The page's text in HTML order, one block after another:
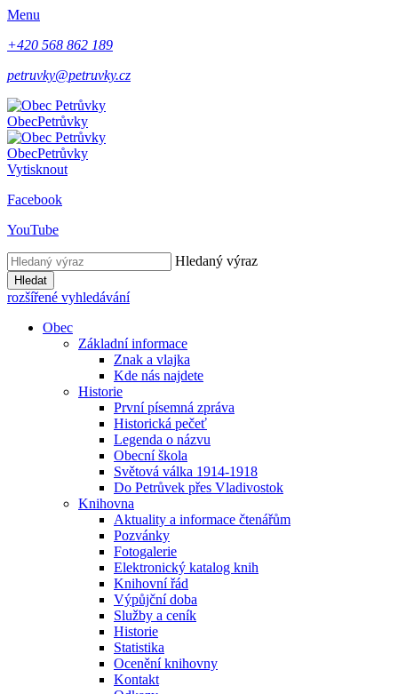
Menu
+420 568 862 189
petruvky@petruvky.cz
ObecPetrůvky
ObecPetrůvky
Vytisknout
Facebook
YouTube
Hledaný výraz
Hledat
rozšířené vyhledávání
Obec
Základní informace
Znak a vlajka
Kde nás najdete
Historie
První písemná zpráva
Historická pečeť
Legenda o názvu
Obecní škola
Světová válka 1914-1918
Do Petrůvek přes Vladivostok
Knihovna
Aktuality a informace čtenářům
Pozvánky
Fotogalerie
Elektronický katalog knih
Knihovní řád
Výpůjční doba
Služby a ceník
Historie
Statistika
Ocenění knihovny
Kontakt